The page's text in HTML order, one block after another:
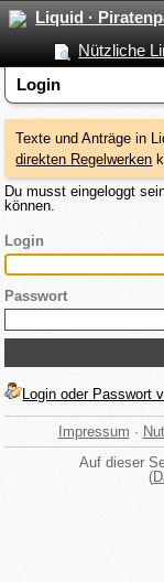
Liquid ·
Nützliche
Login
Texte und Anträge in
direkten Regelwerken
Du musst eingeloggt
können.
Login
Passwort
Login oder Passwort
Impressum ·
Auf dieser
(